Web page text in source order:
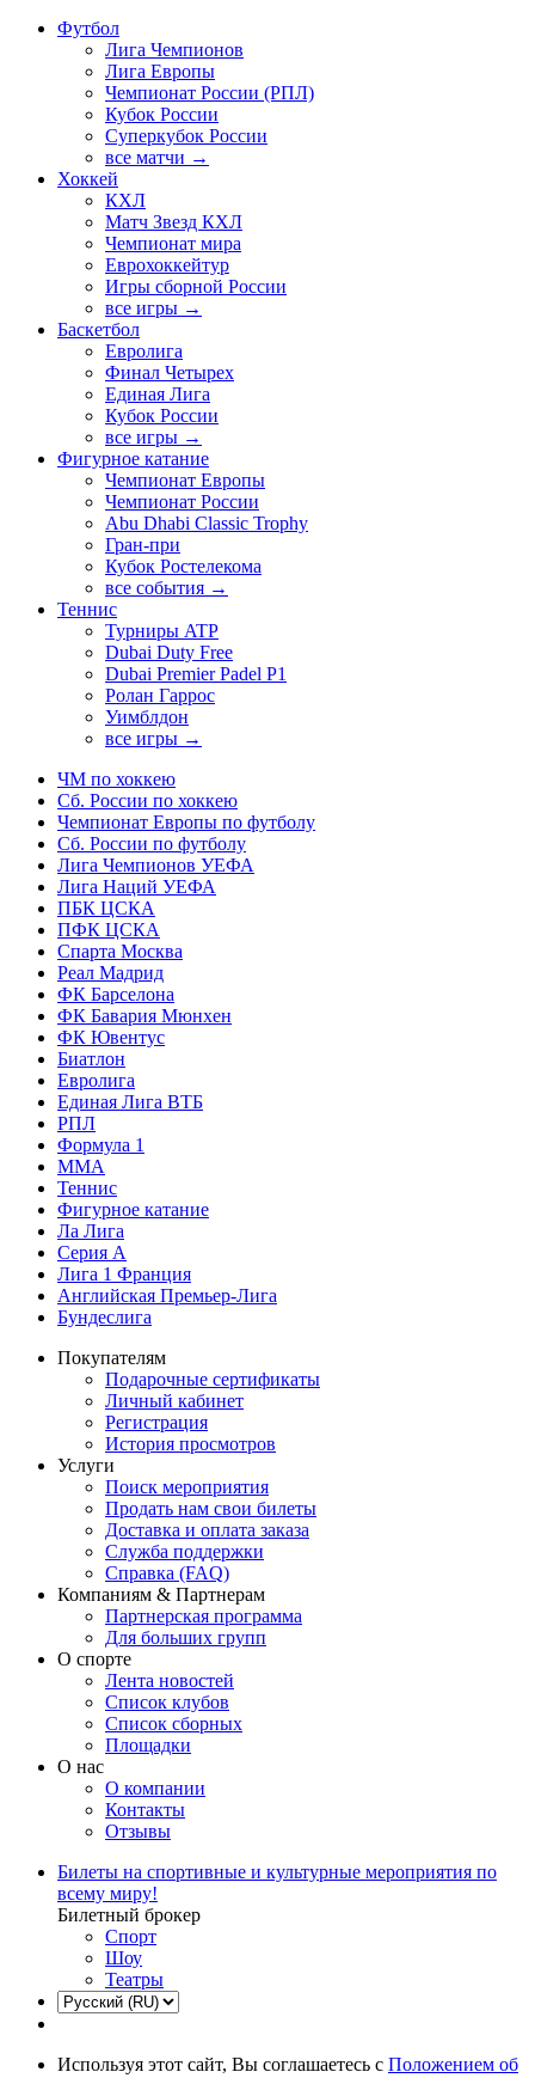
Футбол
Лига Чемпионов
Лига Европы
Чемпионат России (РПЛ)
Кубок России
Суперкубок России
все матчи →
Хоккей
КХЛ
Матч Звезд КХЛ
Чемпионат мира
Еврохоккейтур
Игры сборной России
все игры →
Баскетбол
Евролига
Финал Четырех
Единая Лига
Кубок России
все игры →
Фигурное катание
Чемпионат Европы
Чемпионат России
Abu Dhabi Classic Trophy
Гран-при
Кубок Ростелекома
все события →
Теннис
Турниры ATP
Dubai Duty Free
Dubai Premier Padel P1
Ролан Гаррос
Уимблдон
все игры →
ЧМ по хоккею
Сб. России по хоккею
Чемпионат Европы по футболу
Сб. России по футболу
Лига Чемпионов УЕФА
Лига Наций УЕФА
ПБК ЦСКА
ПФК ЦСКА
Спарта Москва
Реал Мадрид
ФК Барселона
ФК Бавария Мюнхен
ФК Ювентус
Биатлон
Евролига
Единая Лига ВТБ
РПЛ
Формула 1
MMA
Теннис
Фигурное катание
Ла Лига
Серия А
Лига 1 Франция
Английская Премьер-Лига
Бундеслига
Покупателям
Подарочные сертификаты
Личный кабинет
Регистрация
История просмотров
Услуги
Поиск мероприятия
Продать нам свои билеты
Доставка и оплата заказа
Служба поддержки
Справка (FAQ)
Компаниям & Партнерам
Партнерская программа
Для больших групп
О спорте
Лента новостей
Список клубов
Список сборных
Площадки
О нас
О компании
Контакты
Отзывы
Билеты на спортивные и культурные мероприятия по
всему миру!
Билетный брокер
Спорт
Шоу
Театры
Используя этот сайт, Вы соглашаетесь с Положением об